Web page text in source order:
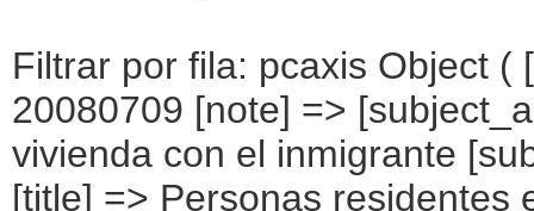
Filtrar por fila: pcaxis Object ( [axis_version] => [creation_date] => 20080709 [note] => [subject_area] => Personas que viven en la vivienda con el inmigrante [subject_code] => 03 [matrix] => 03004 [title] => Personas residentes en viviendas con inmigrantes por comunidad autónoma, según año de llegada a España [description] => [contents] => Hogares con inmigrantes [units] => personas en las viviendas [stub] => Array ( [0] => comunidades autónomas ) [heading] => Array ( [0] => año de llegada a España ) [prestext] => [values] => Array ( [:www.ine.es tel: " "+34 91 5839100 "; VALUES("comunidades autónomas] => Array ( [0] => Total [1] => Andalucía [2] => Aragón [3] => Asturias (Principado de) [4] => Balears (IIles) [5] => Canarias [6] => Cantabria [7] => Castilla y León [8] => Castilla-La Mancha [9] => Catalunya [10] => Comunitat Valenciana [11] => Extremadura [12] => Galicia [13] => Madrid (Comunidad de) [14] => Murcia(Región de) [15] => Navarra(Comunidad Foral de) [16] => País Vasco [17] => Rioja (La) [18] => Ceuta [19] => Melilla ) [año de llegada a España] => Array ( [0] => Total [1] => Entre 2.002 y 2.007 [2] => Entre 1.997 y 2.001 [3] => Entre 1.992 y 1.996 [4] => Entre 1.987 y 1.991 [5] => 1.986 y anteriores [6] => Nacido en España [7] => Desconocido ) ) [codes] => Array ( [comunidades autónomas] => "CA00","CA01","CA02","CA03","CA04","CA05", "CA06","CA07","CA08","CA09","CA10","CA11","CA12","CA13","CA14","CA15", "CA16","CA17","CA18","CA19" ) [map] => Array ( [comunidades autónomas] => "spain_regions_img_ind" ) [decimals] => 0 [showdecimals] => 0 [source] => Instituto Nacional de Estadística [contact] => INE Difusión. Internet: www.ine.es/infoine [copyright] => YES [infofile] =>